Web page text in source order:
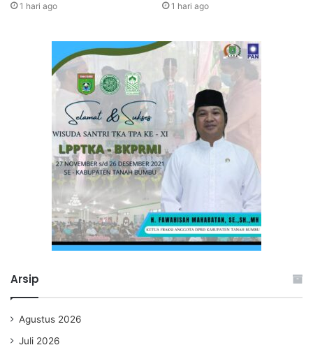
1 hari ago 1 hari ago
Arsip
Agustus 2026
Juli 2026